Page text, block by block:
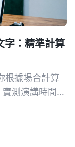
字：精準計算
根據場合計算
測演講時間、